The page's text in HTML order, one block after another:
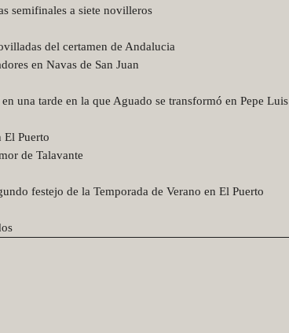
semifinales a siete novilleros
del certamen de Andalucia
en Navas de San Juan
una tarde en la que Aguado se transformó en Pepe Luis
El Puerto
de Talavante
festejo de la Temporada de Verano en El Puerto